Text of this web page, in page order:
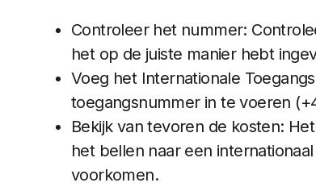
Controleer het nummer:
het op de juiste manier hebt
Voeg het Internationale
toegangsnummer in te voeren
Bekijk van tevoren de kosten:
het bellen naar een
voorkomen.